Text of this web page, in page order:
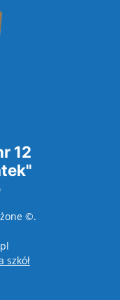
12
©.
szkółotwiera się w